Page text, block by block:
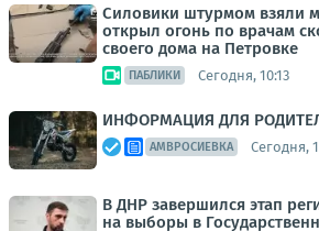
Силовики штурмом взяли
открыл огонь по врачам
своего дома на Петровке
ПАБЛИКИ Сегодня, 10:13
ИНФОРМАЦИЯ ДЛЯ
АМВРОСИЕВКА Сегодня,
В ДНР завершился этап
на выборы в